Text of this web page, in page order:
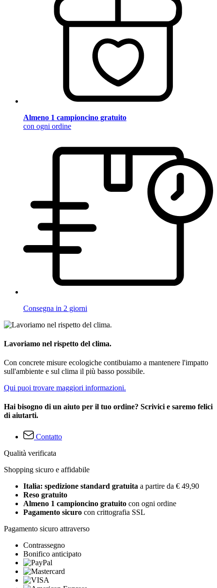
Almeno 1 campioncino gratuito
con ogni ordine
Consegna in 2 giorni
Lavoriamo nel rispetto del clima.
Con concrete misure ecologiche contibuiamo a mantenere l'impatto
sull'ambiente e sul clima il più basso possibile.
Qui puoi trovare maggiori informazioni.
Hai bisogno di un aiuto per il tuo ordine? Scrivici e saremo felici
di aiutarti.
Contatto
Qualità verificata
Shopping sicuro e affidabile
Italia: spedizione standard gratuita a partire da € 49,90
Reso gratuito
Almeno 1 campioncino gratuito con ogni ordine
Pagamento sicuro con crittografia SSL
Pagamento sicuro attraverso
Contrassegno
Bonifico anticipato